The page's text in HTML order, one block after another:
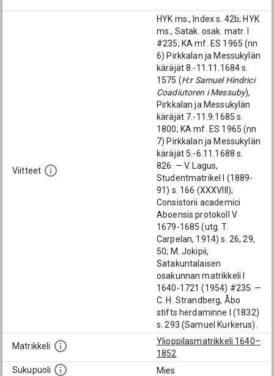
Viitteet
HYK ms., Index s. 42b; HYK
ms., Satak. osak. matr. I
#235; KA mf. ES 1965 (nn
6) Pirkkalan ja Messukylän
käräjät 8.-11.11.1684 s.
1575 (H:r Samuel Hindrici
Coadiutoren i Messuby),
Pirkkalan ja Messukylän
käräjät 7.-11.9.1685 s.
1800; KA mf. ES 1965 (nn
7) Pirkkalan ja Messukylän
käräjät 5.-6.11.1688 s.
826. — V. Lagus,
Studentmatrikel I (1889-
91) s. 166 (XXXVIII);
Consistorii academici
Aboensis protokoll V
1679-1685 (utg. T.
Carpelan, 1914) s. 26, 29,
50; M. Jokipii,
Satakuntalaisen
osakunnan matrikkeli I
1640-1721 (1954) #235. —
C. H. Strandberg, Åbo
stifts herdaminne I (1832)
s. 293 (Samuel Kurkerus).
Matrikkeli
Ylioppilasmatrikkeli 1640–
1852
Sukupuoli
Mies